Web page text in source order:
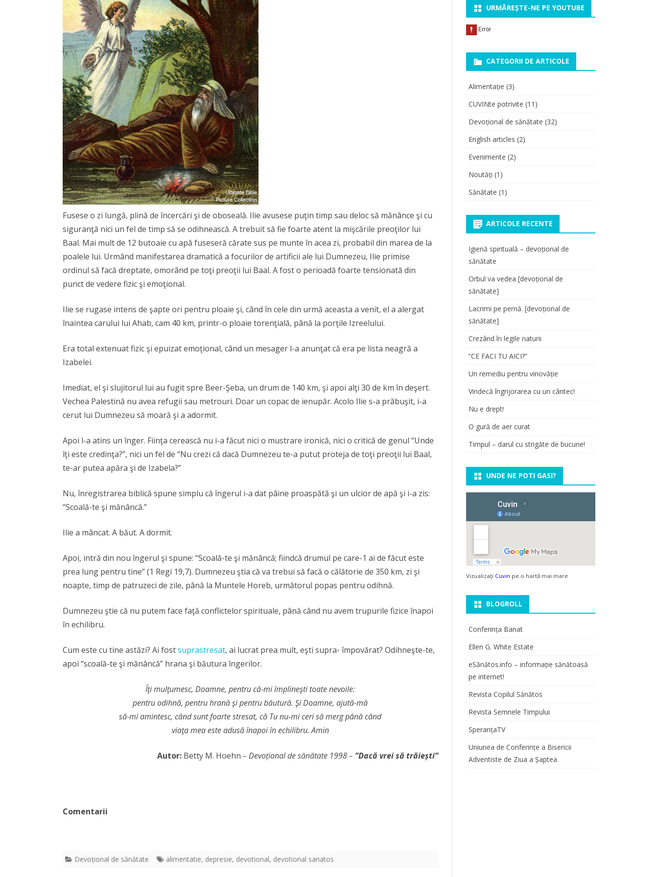
mânâncă!
Fusese o zi lungă, plină de încercări şi de oboseală. Ilie avusese puţin timp sau deloc să mănânce şi cu
siguranţă nici un fel de timp să se odihnească. A trebuit să fie foarte atent la mişcările preoţilor lui
Baal. Mai mult de 12 butoaie cu apă fuseseră cărate sus pe munte în acea zi, probabil din marea de la
poalele lui. Urmând manifestarea dramatică a focurilor de artificii ale lui Dumnezeu, Ilie primise
ordinul să facă dreptate, omorând pe toţi preoţii lui Baal. A fost o perioadă foarte tensionată din
punct de vedere fizic şi emoţional.
Ilie se rugase intens de şapte ori pentru ploaie şi, când în cele din urmă aceasta a venit, el a alergat
înaintea carului lui Ahab, cam 40 km, printr-o ploaie torenţială, până la porţile Izreelului.
Era total extenuat fizic şi epuizat emoţional, când un mesager l-a anunţat că era pe lista neagră a
Izabelei.
Imediat, el şi slujitorul lui au fugit spre Beer-Şeba, un drum de 140 km, şi apoi alţi 30 de km în deşert.
Vechea Palestină nu avea refugii sau metrouri. Doar un copac de ienupăr. Acolo Ilie s-a prăbuşit, i-a
cerut lui Dumnezeu să moară şi a adormit.
Apoi l-a atins un înger. Fiinţa cerească nu i-a făcut nici o mustrare ironică, nici o critică de genul “Unde
îţi este credinţa?”, nici un fel de “Nu crezi că dacă Dumnezeu te-a putut proteja de toţi preoţii lui Baal,
te-ar putea apăra şi de Izabela?”
Nu, înregistrarea biblică spune simplu că îngerul i-a dat pâine proaspătă şi un ulcior de apă şi i-a zis:
“Scoală-te şi mănâncă.”
Ilie a mâncat. A băut. A dormit.
Apoi, intră din nou îngerul şi spune: “Scoală-te şi mănâncă; fiindcă dru­mul pe care-1 ai de făcut este
prea lung pentru tine” (1 Regi 19,7). Dumnezeu ştia că va trebui să facă o călătorie de 350 km, zi şi
noapte, timp de patruzeci de zile, până la Muntele Horeb, următorul popas pentru odihnă.
Dumnezeu ştie că nu putem face faţă conflictelor spirituale, până când nu avem trupurile fizice înapoi
în echilibru.
Cum este cu tine astăzi? Ai fostsuprastresat, ai lucrat prea mult, eşti supra- împovărat? Odihneşte-te,
apoi “scoală-te şi mănâncă” hrana şi băutura îngerilor.
Îţi mulţumesc, Doamne, pentru că-mi împlineşti toate nevoile:
pentru odihnă, pentru hrană şi pentru băutură. Şi Doamne, ajută-mă
să-mi amintesc, când sunt foarte stresat, că Tu nu-mi ceri să merg până când
viaţa mea este adusă înapoi în echilibru. Amin
Autor: Betty M. Hoehn – Devoțional de sănătate 1998 – ”Dacă vrei să trăiești”
Comentarii
Devoțional de sănătate alimentatie, depresie, devotional, devotional sanatos
URMĂREȘTE-NE PE YOUTUBE
CATEGORII DE ARTICOLE
Alimentație (3)
CUVINte potrivite (11)
Devoțional de sănătate (32)
English articles (2)
Evenimente (2)
Noutăți (1)
Sănătate (1)
ARTICOLE RECENTE
Igienă spirituală – devoțional de
sănătate
Orbul va vedea [devoțional de
sănătate]
Lacrimi pe pernă. [devoțional de
sănătate]
Crezând în legile naturii
“CE FACI TU AICI?”
Un remediu pentru vinovăție
Vindecă îngrijorarea cu un cântec!
Nu e drept!
O gură de aer curat
Timpul – darul cu strigăte de bucurie!
UNDE NE POTI GASI?
Vizualizaţi Cuvin pe o hartă mai mare
BLOGROLL
Conferința Banat
Ellen G. White Estate
eSănătos.info – informație sănătoasă
pe internet!
Revista Copilul Sănătos
Revista Semnele Timpului
SperanțaTV
Uniunea de Conferințe a Bisericii
Adventiste de Ziua a Șaptea